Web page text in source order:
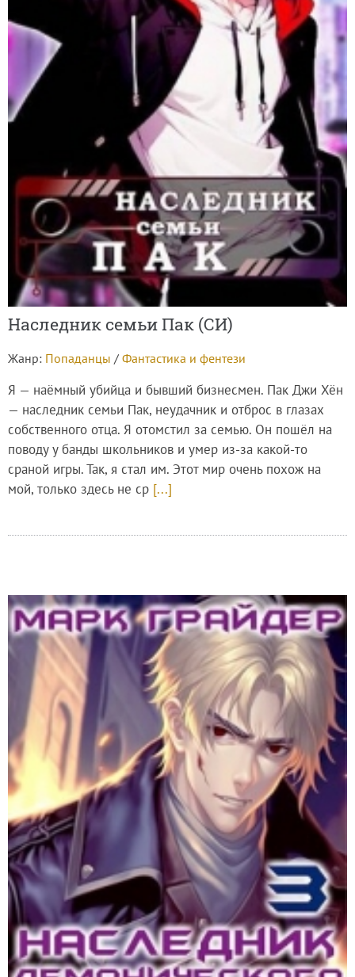
Наследник семьи Пак (СИ)
Жанр: Попаданцы / Фантастика и фентези
Я — наёмный убийца и бывший бизнесмен. Пак Джи Хён
— наследник семьи Пак, неудачник и отброс в глазах
собственного отца. Я отомстил за семью. Он пошёл на
поводу у банды школьников и умер из-за какой-то
сраной игры. Так, я стал им. Этот мир очень похож на
мой, только здесь не ср [...]